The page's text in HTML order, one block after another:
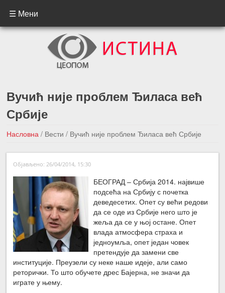
☰ Мени
Вучић није проблем Ђиласа већ
Србије
Насловна / Вести/ Вучић није проблем Ђиласа већ Србије
←Претходна вест
Следећа вест →
Објављено: 26/04/2014, 15:30
БЕОГРАД – Србија 2014. највише
подсећа на Србију с почетка
деведесетих. Опет су већи редови
да се оде из Србије него што је
жеља да се у њој остане. Опет
влада атмосфера страха и
једноумља, опет један човек
претендује да замени све
институције. Преузели су неке наше идеје, али само
реторички. То што обучете дрес Бајерна, не значи да
играте у њему.